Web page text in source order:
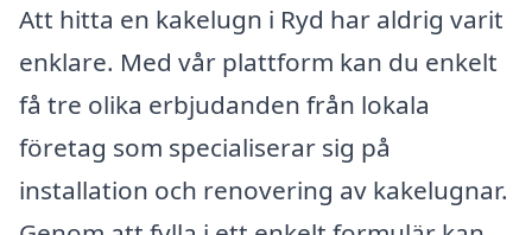
Att hitta en kakelugn i Ryd har aldrig varit
enklare. Med vår plattform kan du enkelt
få tre olika erbjudanden från lokala
företag som specialiserar sig på
installation och renovering av kakelugnar.